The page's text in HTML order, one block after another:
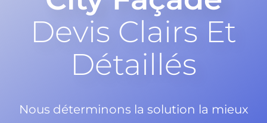
Devis Clairs Et
Détaillés
Nous déterminons la solution la mieux